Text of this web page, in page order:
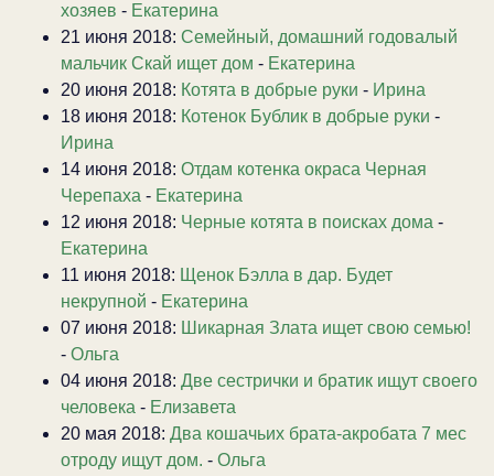
хозяев - Екатерина
21 июня 2018: Семейный, домашний годовалый
мальчик Скай ищет дом - Екатерина
20 июня 2018: Котята в добрые руки - Ирина
18 июня 2018: Котенок Бублик в добрые руки -
Ирина
14 июня 2018: Отдам котенка окраса Черная
Черепаха - Екатерина
12 июня 2018: Черные котята в поисках дома -
Екатерина
11 июня 2018: Щенок Бэлла в дар. Будет
некрупной - Екатерина
07 июня 2018: Шикарная Злата ищет свою семью!
- Ольга
04 июня 2018: Две сестрички и братик ищут своего
человека - Елизавета
20 мая 2018: Два кошачьих брата-акробата 7 мес
отроду ищут дом. - Ольга